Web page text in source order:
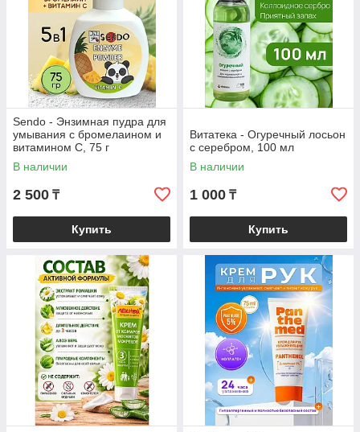
Sendo - Энзимная пудра для
умывания с бромелаином и
витамином С, 75 г
В наличии
2 500 ₸
Купить
Витатека - Огуречный лосьон
с серебром, 100 мл
В наличии
1 000 ₸
Купить